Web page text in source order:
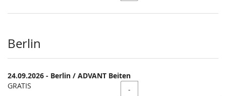
Berlin
24.09.2026 - Berlin / ADVANT Beiten
GRATIS
Menge
-